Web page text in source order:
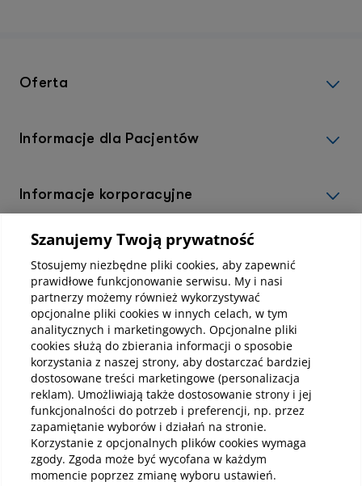
Oferta
Informacje dla Pacjentów
Informacje korporacyjne
Kup abonamenty online
Kup online
Pobierz aplikację mobilną
Szanujemy Twoją prywatność
Stosujemy niezbędne pliki cookies, aby zapewnić
prawidłowe funkcjonowanie serwisu. My i nasi
partnerzy możemy również wykorzystywać
opcjonalne pliki cookies w innych celach, w tym
analitycznych i marketingowych. Opcjonalne pliki
cookies służą do zbierania informacji o sposobie
korzystania z naszej strony, aby dostarczać bardziej
dostosowane treści marketingowe (personalizacja
reklam). Umożliwiają także dostosowanie strony i jej
funkcjonalności do potrzeb i preferencji, np. przez
zapamiętanie wyborów i działań na stronie.
Korzystanie z opcjonalnych plików cookies wymaga
zgody. Zgoda może być wycofana w każdym
momencie poprzez zmianę wyboru ustawień.